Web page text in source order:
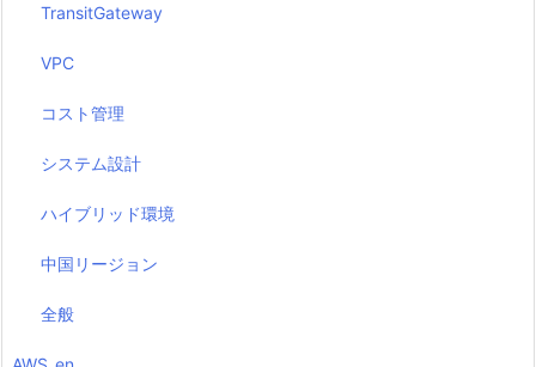
TransitGateway
VPC
コスト管理
システム設計
ハイブリッド環境
中国リージョン
全般